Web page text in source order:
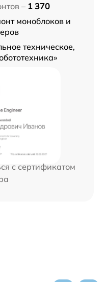
– 1 370
моноблоков и
техническое,
с сертификатом